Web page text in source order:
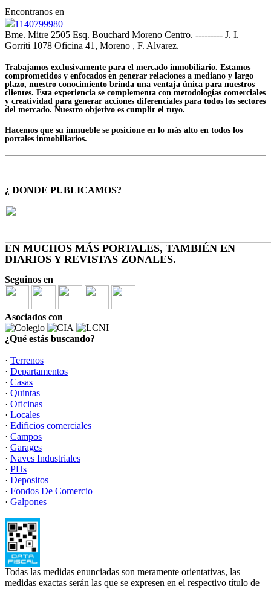
Encontranos en
1140799980
Bme. Mitre 2505 Esq. Bouchard Moreno Centro. --------- J. I.
Gorriti 1078 Oficina 41, Moreno , F. Alvarez.
Trabajamos exclusivamente para el mercado inmobiliario. Estamos
comprometidos y enfocados en generar relaciones a mediano y largo
plazo, nuestro conocimiento brinda una ventaja única para nuestros
clientes. Esta experiencia se complementa con metodologías comerciales
y creatividad para generar acciones diferenciales para todos los sectores
del mercado. Nuestro objetivo es cumplir el tuyo.
Hacemos que su inmueble se posicione en lo más alto en todos los
portales inmobiliarios.
¿ DONDE PUBLICAMOS?
EN MUCHOS MÁS PORTALES, TAMBIÉN EN
DIARIOS Y REVISTAS ZONALES.
Seguinos en
Asociados con
¿Qué estás buscando?
· Terrenos
· Departamentos
· Casas
· Quintas
· Oficinas
· Locales
· Edificios comerciales
· Campos
· Garages
· Naves Industriales
· PHs
· Depositos
· Fondos De Comercio
· Galpones
Todas las medidas enunciadas son meramente orientativas, las
medidas exactas serán las que se expresen en el respectivo título de